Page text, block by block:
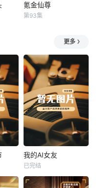
万古最强大魔头 氪金仙尊
氪金仙尊
第93集
更多
热播
我的AI女友
未知
我的AI女友
已完结